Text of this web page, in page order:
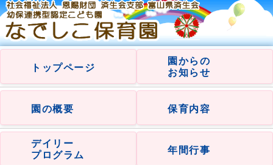
トップページ
園からの
お知らせ
園の概要 保育内容
デイリー
プログラム
年間行事